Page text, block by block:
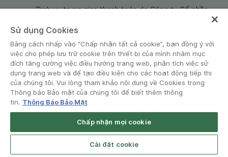
Dịch vụ trung gian thanh toán do Công ty Cổ phần
Điều khoản và Chính sách
© Grab 2010 - 2026
Grab for Android
Open App
Sử dụng Cookies
Bằng cách nhấp vào “Chấp nhận tất cả cookie”, bạn đồng ý với
việc cho phép lưu trữ cookie trên thiết bị của mình nhằm mục
đích tăng cường việc điều hướng trang web, phân tích việc sử
dụng trang web và để tạo điều kiện cho các hoạt động tiếp thị
của chúng tôi. Vui lòng tham khảo nội dung về Cookies trong
Thông báo Bảo mật của chúng tôi để biết thêm thông
tin. Thông Báo Bảo Mật
Chấp nhận mọi cookie
Cài đặt cookie